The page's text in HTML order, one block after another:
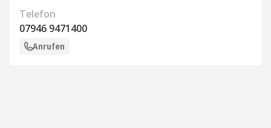
Telefon
07946 9471400
Anrufen